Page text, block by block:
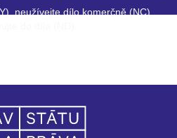
neužívejte dílo komerčně (NC),